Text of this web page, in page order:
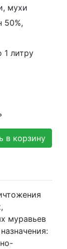
мухи
50%,
1 литру
в корзину
муравьев